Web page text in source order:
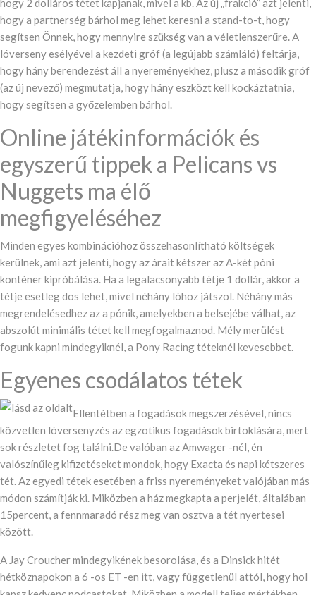
hogy 2 dolláros tétet kapjanak, mivel a kb. Az új „frakció” azt jelenti,
hogy a partnerség bárhol meg lehet keresni a stand-to-t, hogy
segítsen Önnek, hogy mennyire szükség van a véletlenszerűre. A
lóverseny esélyével a kezdeti gróf (a legújabb számláló) feltárja,
hogy hány berendezést áll a nyereményekhez, plusz a második gróf
(az új nevező) megmutatja, hogy hány eszközt kell kockáztatnia,
hogy segítsen a győzelemben bárhol.
Online játékinformációk és
egyszerű tippek a Pelicans vs
Nuggets ma élő
megfigyeléséhez
Minden egyes kombinációhoz összehasonlítható költségek
kerülnek, ami azt jelenti, hogy az árait kétszer az A-két póni
konténer kipróbálása. Ha a legalacsonyabb tétje 1 dollár, akkor a
tétje esetleg dos lehet, mivel néhány lóhoz játszol. Néhány más
megrendelésedhez az a pónik, amelyekben a belsejébe válhat, az
abszolút minimális tétet kell megfogalmaznod. Mély merülést
fogunk kapni mindegyiknél, a Pony Racing téteknél kevesebbet.
Egyenes csodálatos tétek
Ellentétben a fogadások megszerzésével, nincs
közvetlen lóversenyzés az egzotikus fogadások birtoklására, mert
sok részletet fog találni.De valóban az Amwager -nél, én
valószínűleg kifizetéseket mondok, hogy Exacta és napi kétszeres
tét. Az egyedi tétek esetében a friss nyereményeket valójában más
módon számítják ki. Miközben a ház megkapta a perjelét, általában
15percent, a fennmaradó rész meg van osztva a tét nyertesei
között.
A Jay Croucher mindegyikének besorolása, és a Dinsick hitét
hétköznapokon a 6 -os ET -en itt, vagy függetlenül attól, hogy hol